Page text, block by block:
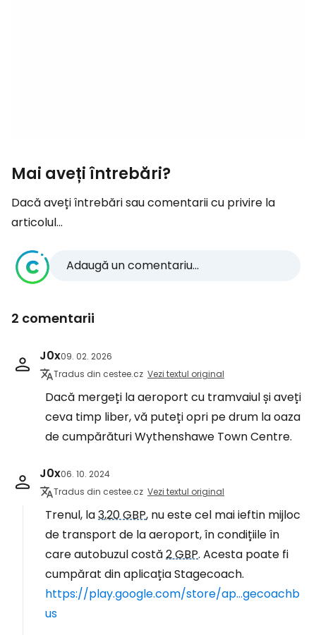
Mai aveți întrebări?
Dacă aveți întrebări sau comentarii cu privire la
articolul...
Adaugă un comentariu...
2 comentarii
J0x09. 02. 2026
Tradus din cestee.cz Vezi textul original
Dacă mergeți la aeroport cu tramvaiul și aveți
ceva timp liber, vă puteți opri pe drum la oaza
de cumpărături Wythenshawe Town Centre.
J0x06. 10. 2024
Tradus din cestee.cz Vezi textul original
Trenul, la3,20 GBP, nu este cel mai ieftin mijloc
de transport de la aeroport, în condițiile în
care autobuzul costă2 GBP. Acesta poate fi
cumpărat din aplicația Stagecoach.
https://play.google.com/store/ap...gecoachb
us